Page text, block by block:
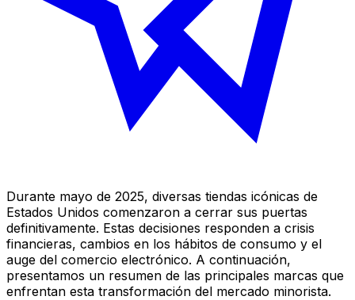
Durante mayo de 2025, diversas tiendas icónicas de
Estados Unidos comenzaron a cerrar sus puertas
definitivamente. Estas decisiones responden a crisis
financieras, cambios en los hábitos de consumo y el
auge del comercio electrónico. A continuación,
presentamos un resumen de las principales marcas que
enfrentan esta transformación del mercado minorista.